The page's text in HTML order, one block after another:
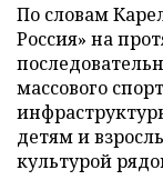
По словам
Россия» на
массового
детям и
культурой